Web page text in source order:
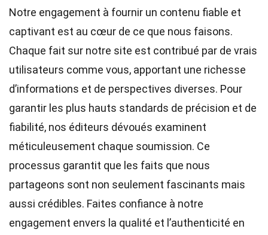
Notre engagement à fournir un contenu fiable et
captivant est au cœur de ce que nous faisons.
Chaque fait sur notre site est contribué par de vrais
utilisateurs comme vous, apportant une richesse
d’informations et de perspectives diverses. Pour
garantir les plus hauts standards de précision et de
fiabilité, nos éditeurs dévoués examinent
méticuleusement chaque soumission. Ce
processus garantit que les faits que nous
partageons sont non seulement fascinants mais
aussi crédibles. Faites confiance à notre
engagement envers la qualité et l’authenticité en